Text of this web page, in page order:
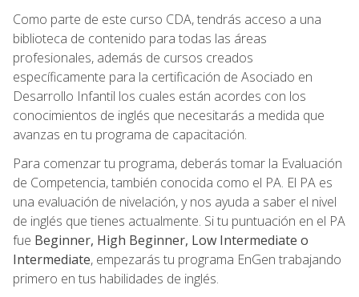
Como parte de este curso CDA, tendrás acceso a una
biblioteca de contenido para todas las áreas
profesionales, además de cursos creados
específicamente para la certificación de Asociado en
Desarrollo Infantil los cuales están acordes con los
conocimientos de inglés que necesitarás a medida que
avanzas en tu programa de capacitación.
Para comenzar tu programa, deberás tomar la Evaluación
de Competencia, también conocida como el PA. El PA es
una evaluación de nivelación, y nos ayuda a saber el nivel
de inglés que tienes actualmente. Si tu puntuación en el PA
fue Beginner, High Beginner, Low Intermediate o
Intermediate, empezarás tu programa EnGen trabajando
primero en tus habilidades de inglés.